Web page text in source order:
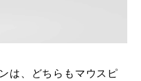
は、どちらもマウスピ